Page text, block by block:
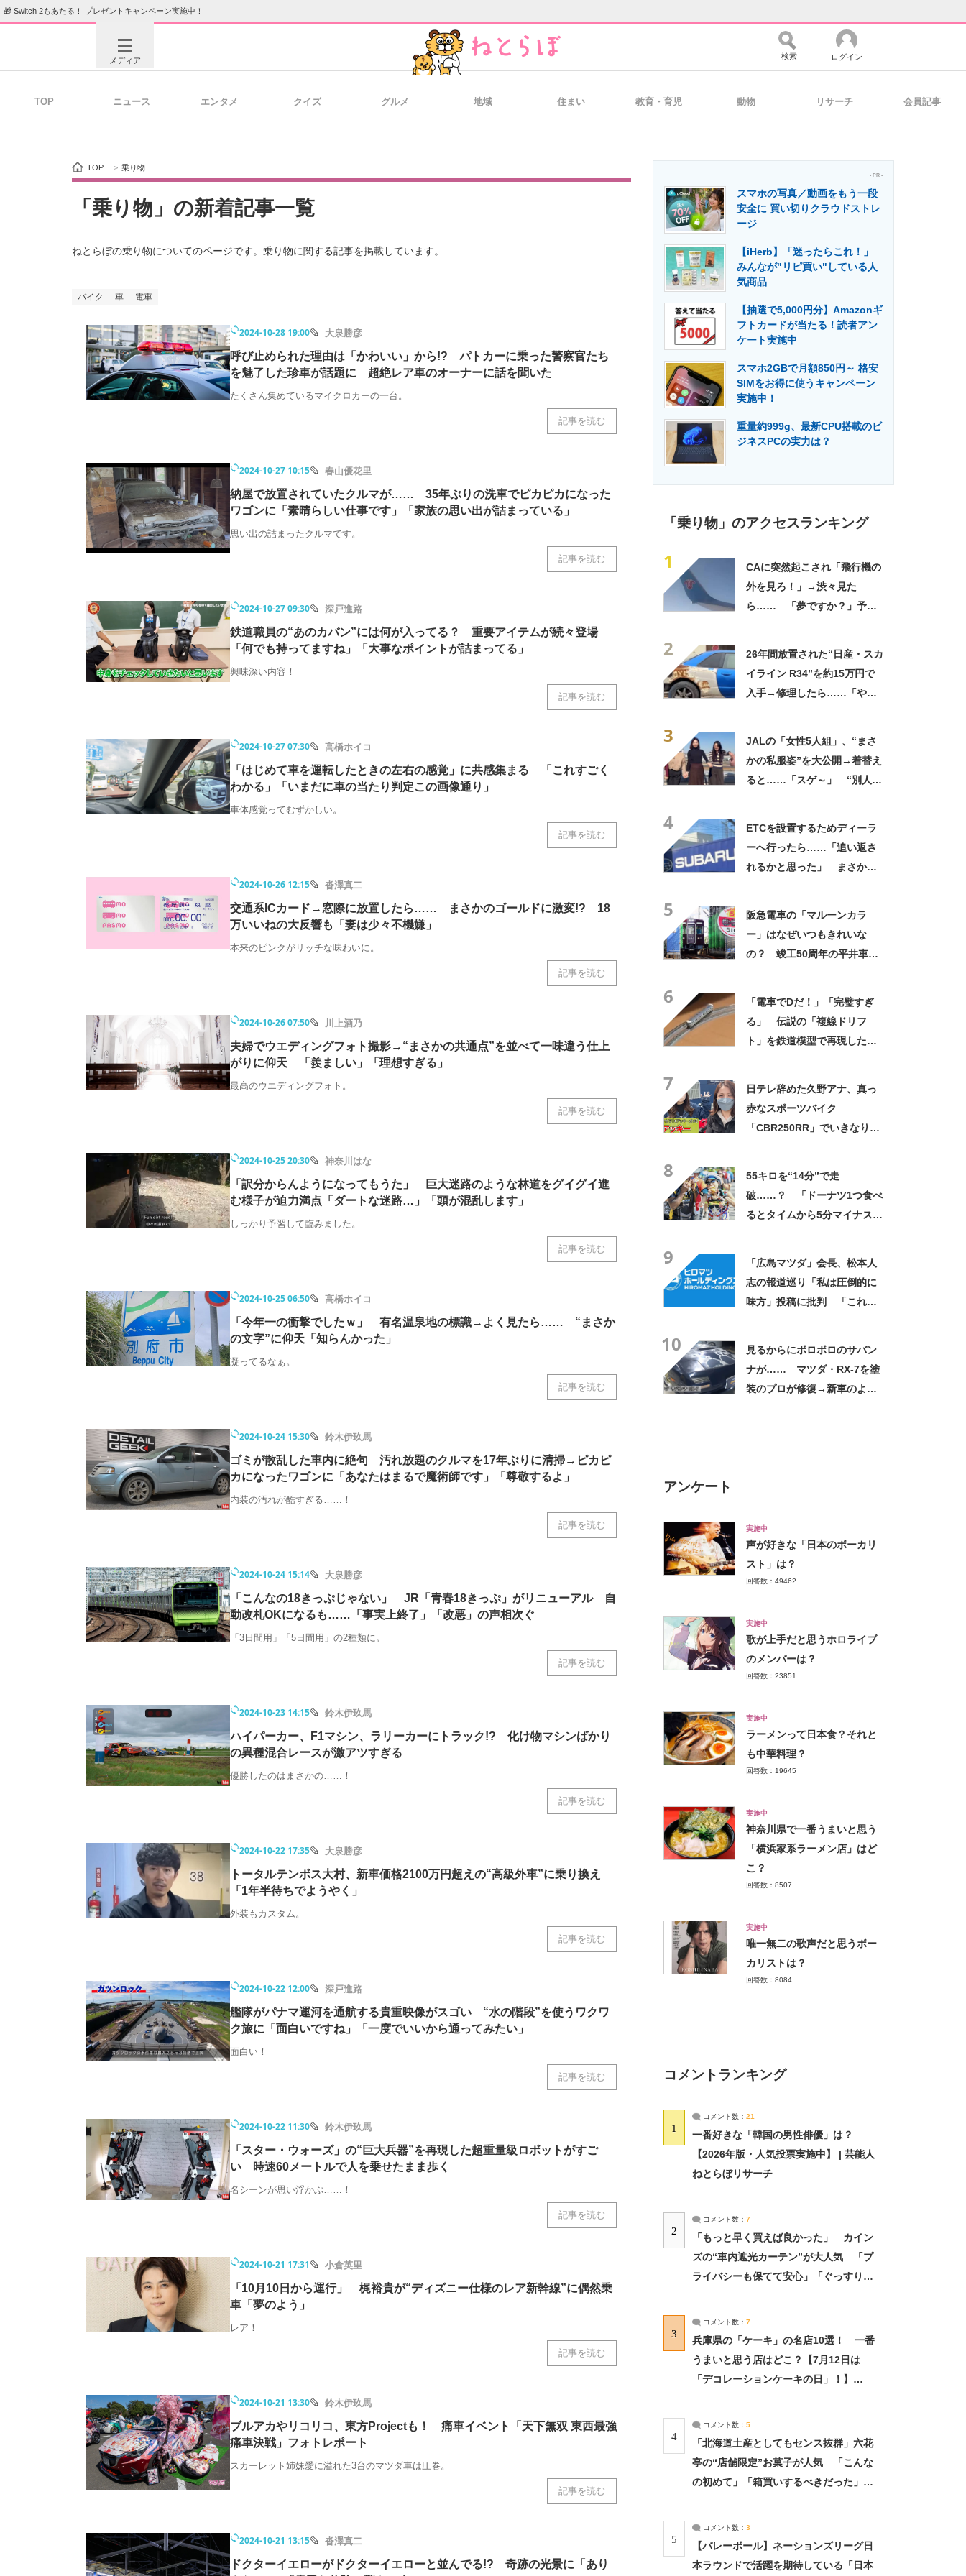
🎁 Switch 2もあたる！ プレゼントキャンペーン実施中！
メディア
ビジネスと働き方のヒント 経営リーダーのコミュニティ マーケ×ITの今がよく分かる
製造業のIT導入・活用を支援
モノづくり技術者専門サイト エレクトロニクス専門サイト エネルギーの専門メディア 建設×テクノロジーの最前線
ちょっと気になるネットの話題
検索 ログイン
TOP ニュース エンタメ クイズ グルメ 地域 住まい 教育・育児 動物 リサーチ 会員記事
TOP > 乗り物
「乗り物」の新着記事一覧
ねとらぼの乗り物についてのページです。乗り物に関する記事を掲載しています。
バイク 車 電車
2024-10-28 19:00 大泉勝彦
呼び止められた理由は「かわいい」から!? パトカーに乗った警察官たち
を魅了した珍車が話題に 超絶レア車のオーナーに話を聞いた
たくさん集めているマイクロカーの一台。
記事を読む
2024-10-27 10:15 春山優花里
納屋で放置されていたクルマが…… 35年ぶりの洗車でピカピカになった
ワゴンに「素晴らしい仕事です」「家族の思い出が詰まっている」
思い出の詰まったクルマです。
記事を読む
2024-10-27 09:30 深戸進路
鉄道職員の“あのカバン”には何が入ってる？ 重要アイテムが続々登場
「何でも持ってますね」「大事なポイントが詰まってる」
興味深い内容！
記事を読む
2024-10-27 07:30 高橋ホイコ
「はじめて車を運転したときの左右の感覚」に共感集まる 「これすごく
わかる」「いまだに車の当たり判定この画像通り」
車体感覚ってむずかしい。
記事を読む
2024-10-26 12:15 沓澤真二
交通系ICカード→窓際に放置したら…… まさかのゴールドに激変!? 18
万いいねの大反響も「妻は少々不機嫌」
本来のピンクがリッチな味わいに。
記事を読む
2024-10-26 07:50 川上酒乃
夫婦でウエディングフォト撮影→“まさかの共通点”を並べて一味違う仕上
がりに仰天 「羨ましい」「理想すぎる」
最高のウエディングフォト。
記事を読む
2024-10-25 20:30 神奈川はな
「訳分からんようになってもうた」 巨大迷路のような林道をグイグイ進
む様子が迫力満点「ダートな迷路…」「頭が混乱します」
しっかり予習して臨みました。
記事を読む
2024-10-25 06:50 高橋ホイコ
「今年一の衝撃でしたｗ」 有名温泉地の標識→よく見たら…… “まさか
の文字”に仰天「知らんかった」
凝ってるなぁ。
記事を読む
2024-10-24 15:30 鈴木伊玖馬
ゴミが散乱した車内に絶句 汚れ放題のクルマを17年ぶりに清掃→ピカピ
カになったワゴンに「あなたはまるで魔術師です」「尊敬するよ」
内装の汚れが酷すぎる……！
記事を読む
2024-10-24 15:14 大泉勝彦
「こんなの18きっぷじゃない」 JR「青春18きっぷ」がリニューアル 自
動改札OKになるも……「事実上終了」「改悪」の声相次ぐ
「3日間用」「5日間用」の2種類に。
記事を読む
2024-10-23 14:15 鈴木伊玖馬
ハイパーカー、F1マシン、ラリーカーにトラック!? 化け物マシンばかり
の異種混合レースが激アツすぎる
優勝したのはまさかの……！
記事を読む
2024-10-22 17:35 大泉勝彦
トータルテンボス大村、新車価格2100万円超えの“高級外車”に乗り換え
「1年半待ちでようやく」
外装もカスタム。
記事を読む
2024-10-22 12:00 深戸進路
艦隊がパナマ運河を通航する貴重映像がスゴい “水の階段”を使うワクワ
ク旅に「面白いですね」「一度でいいから通ってみたい」
面白い！
記事を読む
2024-10-22 11:30 鈴木伊玖馬
「スター・ウォーズ」の“巨大兵器”を再現した超重量級ロボットがすご
い 時速60メートルで人を乗せたまま歩く
名シーンが思い浮かぶ……！
記事を読む
2024-10-21 17:31 小倉英里
「10月10日から運行」 梶裕貴が“ディズニー仕様のレア新幹線”に偶然乗
車「夢のよう」
レア！
記事を読む
2024-10-21 13:30 鈴木伊玖馬
ブルアカやリコリコ、東方Projectも！ 痛車イベント「天下無双 東西最強
痛車決戦」フォトレポート
スカーレット姉妹愛に溢れた3台のマツダ車は圧巻。
記事を読む
2024-10-21 13:15 沓澤真二
ドクターイエローがドクターイエローと並んでる!? 奇跡の光景に「あり
- PR -
スマホの写真／動画をもう一段
安全に 買い切りクラウドストレ
ージ
【iHerb】「迷ったらこれ！」
みんなが"リピ買い"している人
気商品
【抽選で5,000円分】Amazonギ
フトカードが当たる！読者アン
ケート実施中
スマホ2GBで月額850円～ 格安
SIMをお得に使うキャンペーン
実施中！
重量約999g、最新CPU搭載のビ
ジネスPCの実力は？
「乗り物」のアクセスランキング
1
CAに突然起こされ「飛行機の
外を見ろ！」→渋々見た
ら…… 「夢ですか？」予期
2
26年間放置された“日産・スカ
イライン R34”を約15万円で
入手→修理したら……「やべ
3
JALの「女性5人組」、“まさ
かの私服姿”を大公開→着替え
ると……「スゲ～」 “別人級
4
ETCを設置するためディーラ
ーへ行ったら……「追い返さ
れるかと思った」 まさかの
5
阪急電車の「マルーンカラ
ー」はなぜいつもきれいな
の？ 竣工50周年の平井車庫
6
「電車でDだ！」「完璧すぎ
る」 伝説の「複線ドリフ
ト」を鉄道模型で再現した映
7
日テレ辞めた久野アナ、真っ
赤なスポーツバイク
「CBR250RR」でいきなりは
8
55キロを“14分”で走
破……？ 「ドーナツ1つ食べ
るとタイムから5分マイナスさ
9
「広島マツダ」会長、松本人
志の報道巡り「私は圧倒的に
味方」投稿に批判 「これは
10
見るからにボロボロのサバン
ナが…… マツダ・RX-7を塗
装のプロが修復→新車のよう
アンケート
実施中
声が好きな「日本のボーカリ
スト」は？
回答数：49462
実施中
歌が上手だと思うホロライブ
のメンバーは？
回答数：23851
実施中
ラーメンって日本食？それと
も中華料理？
回答数：19645
実施中
神奈川県で一番うまいと思う
「横浜家系ラーメン店」はど
こ？
回答数：8507
実施中
唯一無二の歌声だと思うボー
カリストは？
回答数：8084
コメントランキング
1
コメント数： 21
一番好きな「韓国の男性俳優」は？
【2026年版・人気投票実施中】 | 芸能人
ねとらぼリサーチ
2
コメント数： 7
「もっと早く買えば良かった」 カイン
ズの“車内遮光カーテン”が大人気 「プ
ライバシーも保てて安心」「ぐっすり眠
3
コメント数： 7
兵庫県の「ケーキ」の名店10選！ 一番
うまいと思う店はどこ？【7月12日は
「デコレーションケーキの日」！】
4
コメント数： 5
「北海道土産としてもセンス抜群」六花
亭の“店舗限定”お菓子が人気 「こんな
の初めて」「箱買いするべきだった」
5
コメント数： 3
【バレーボール】ネーションズリーグ日
本ラウンドで活躍を期待している「日本